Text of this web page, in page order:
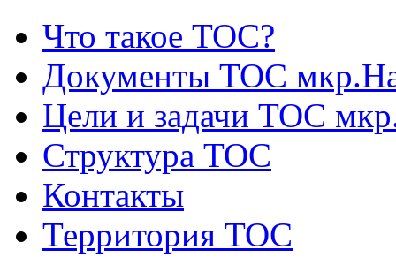
Что такое ТОС?
Документы ТОС
Цели и задачи ТОС
Структура ТОС
Контакты
Территория ТОС